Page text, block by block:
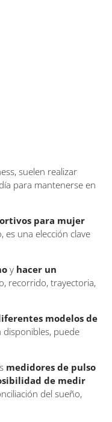
suelen realizar
para mantenerse en
para mujer
es una elección clave
y hacer un
recorrido, trayectoria,
modelos de
puede
medidores de pulso
de medir
del sueño,